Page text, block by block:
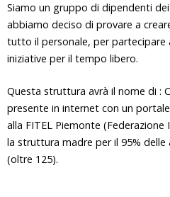
Siamo un gruppo di dipendenti
abbiamo deciso di provare a
tutto il personale, per partecipare
iniziative per il tempo libero.
Questa struttura avrà il nome di :
presente in internet con un
alla FITEL Piemonte
la struttura madre per il 95% delle
(oltre 125).